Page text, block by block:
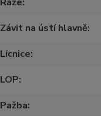
Závit na ústí hlavně
Lícnice
LOP
Pažba